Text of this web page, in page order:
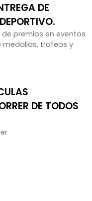
DE
premios en eventos
trofeos y
DE TODOS